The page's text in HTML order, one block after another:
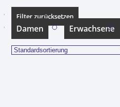
Filter zurücksetzen
Damen Erwachsene